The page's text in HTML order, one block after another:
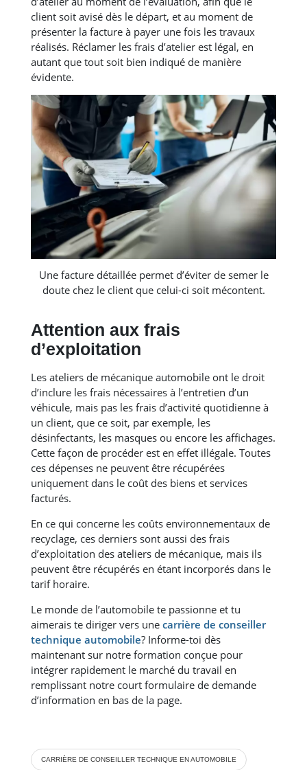
client soit avisé dès le départ, et au moment de
présenter la facture à payer une fois les travaux
réalisés. Réclamer les frais d’atelier est légal, en
autant que tout soit bien indiqué de manière
évidente.
Une facture détaillée permet d’éviter de semer le
doute chez le client que celui-ci soit mécontent.
Attention aux frais
d’exploitation
Les ateliers de mécanique automobile ont le droit
d’inclure les frais nécessaires à l’entretien d’un
véhicule, mais pas les frais d’activité quotidienne à
un client, que ce soit, par exemple, les
désinfectants, les masques ou encore les affichages.
Cette façon de procéder est en effet illégale. Toutes
ces dépenses ne peuvent être récupérées
uniquement dans le coût des biens et services
facturés.
En ce qui concerne les coûts environnementaux de
recyclage, ces derniers sont aussi des frais
d’exploitation des ateliers de mécanique, mais ils
peuvent être récupérés en étant incorporés dans le
tarif horaire.
Le monde de l’automobile te passionne et tu
aimerais te diriger vers une carrière de conseiller
technique automobile? Informe-toi dès
maintenant sur notre formation conçue pour
intégrer rapidement le marché du travail en
remplissant notre court formulaire de demande
d’information en bas de la page.
CARRIÈRE DE CONSEILLER TECHNIQUE EN AUTOMOBILE